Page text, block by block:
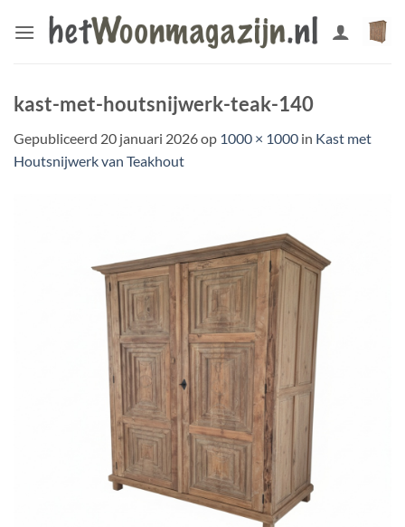
naar
kast-met-houtsnijwerk-teak-140
Gepubliceerd 20 januari 2026op 1000 × 1000 in Kast met
Houtsnijwerk van Teakhout